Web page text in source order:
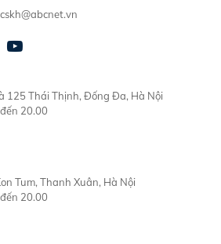
cskh@abcnet.vn
125 Thái Thịnh, Đống Đa, Hà Nội
20.00
Tum, Thanh Xuân, Hà Nội
20.00